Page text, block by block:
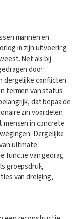
mannen en
in zijn uitvoering
Net als bij
door
dergelijke conflicten
termen van status
dat bepaalde
zin voordelen
in concrete
Dergelijke
ultimate
functie van gedrag.
groepsdruk,
van dreiging,